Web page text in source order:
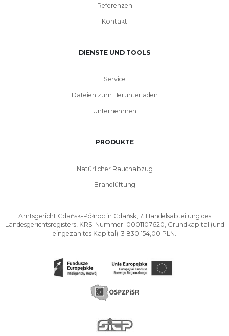
Referenzen
Kontakt
DIENSTE UND TOOLS
Service
Dateien zum Herunterladen
Unternehmen
PRODUKTE
Natürlicher Rauchabzug
Brandlüftung
Amtsgericht Gdańsk-Północ in Gdańsk, 7. Handelsabteilung des
Landesgerichtsregisters, KRS-Nummer: 0001107620, Grundkapital (und
eingezahltes Kapital): 3 830 154,00 PLN.